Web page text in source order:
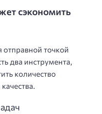
сэкономить
отправной точкой
два инструмента,
количество